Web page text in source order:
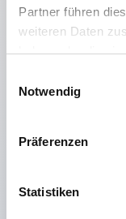
Partner führen
weiteren Daten
haben oder die
Notwendig
Präferenzen
Statistiken
für hohe
Große und gut
Einfaches